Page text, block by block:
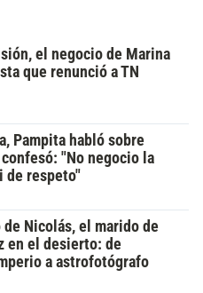
el negocio de Marina
que renunció a TN
Pampita habló sobre
"No negocio la
de respeto"
de Nicolás, el marido de
en el desierto: de
a astrofotógrafo